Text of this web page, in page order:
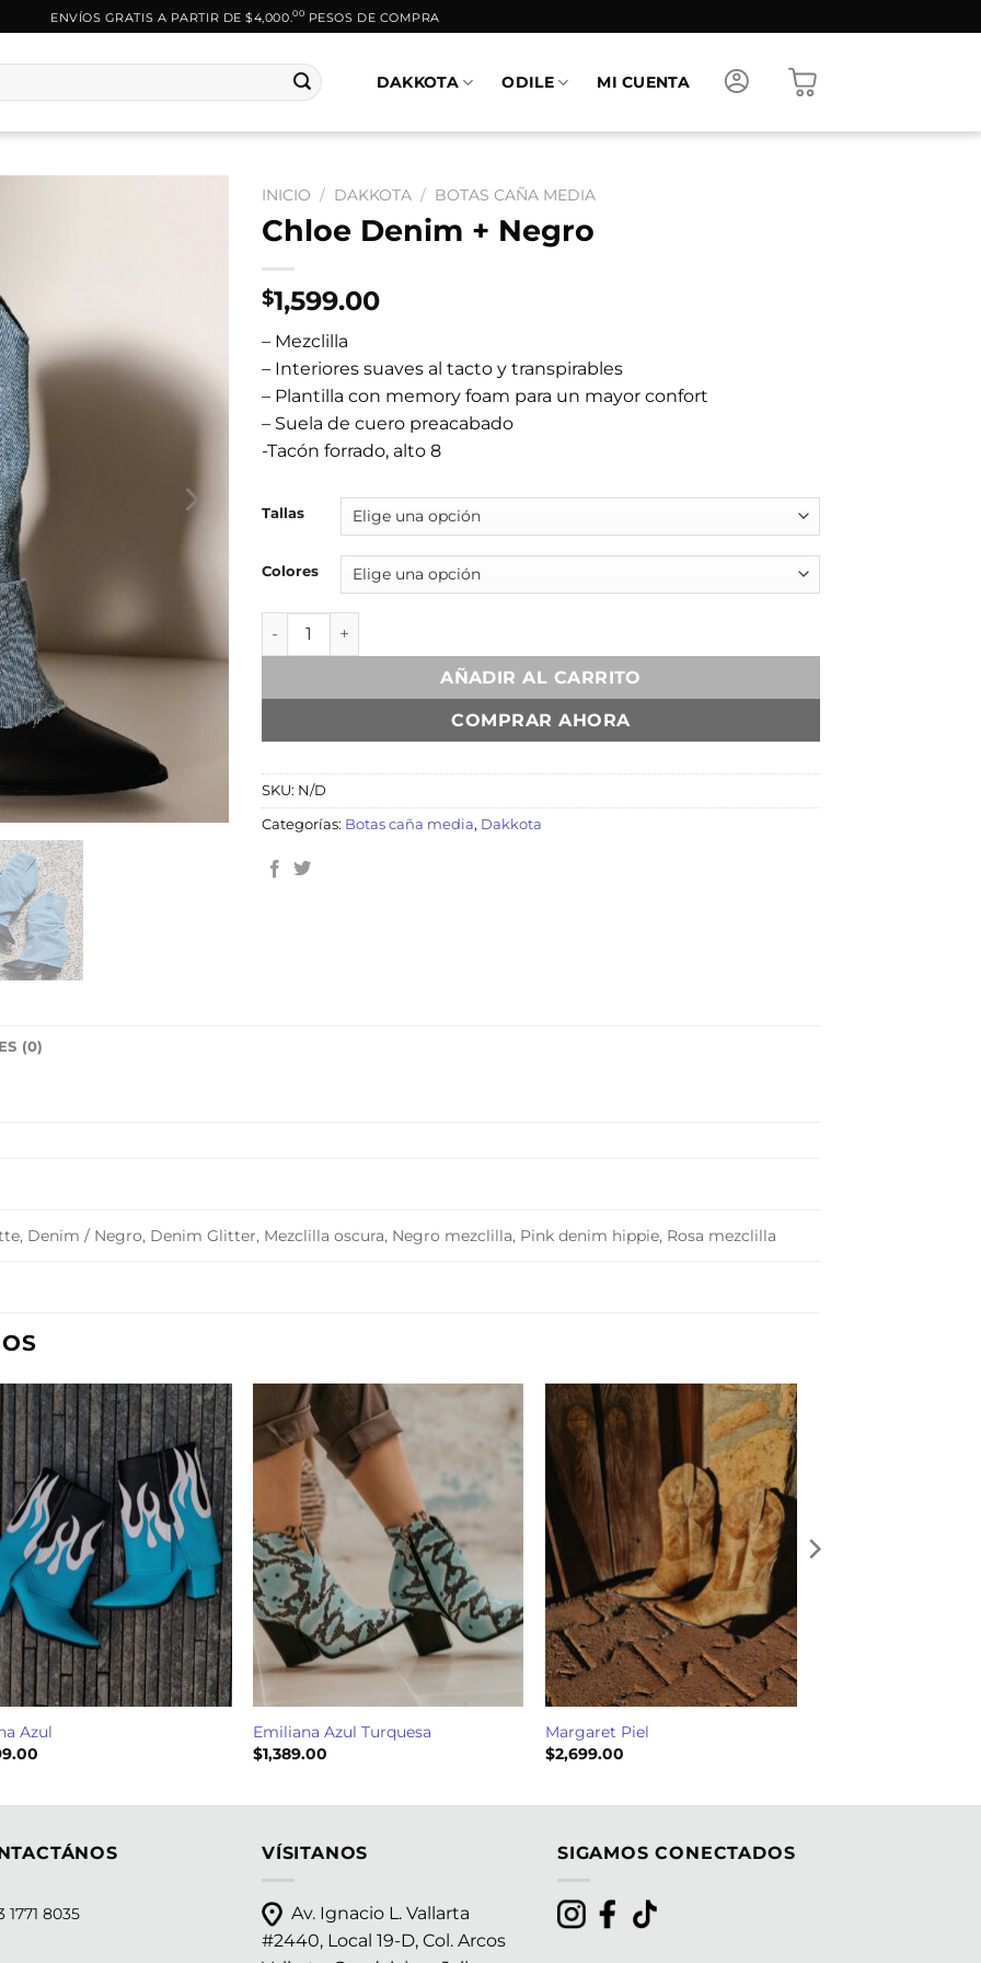
ENVÍOS GRATIS A PARTIR DE $4,000.00 PESOS DE COMPRA
DAKKOTA ODILE MI CUENTA
INICIO / DAKKOTA / BOTAS CAÑA MEDIA
Chloe Denim + Negro
$1,599.00
– Mezclilla
– Interiores suaves al tacto y transpirables
– Plantilla con memory foam para un mayor confort
– Suela de cuero preacabado
-Tacón forrado, alto 8
Tallas
Colores
Chloe Denim + Negro cantidad
AÑADIR AL CARRITO
COMPRAR AHORA
SKU: N/D
Categorías: Botas caña media, Dakkota
(0)
Denim / Negro, Denim Glitter, Mezclilla oscura, Negro mezclilla, Pink denim hippie, Rosa mezclilla
Azul
Emiliana Azul Turquesa
$1,389.00
Margaret Piel
$2,699.00
1771 8035
VÍSITANOS
Av. Ignacio L. Vallarta
#2440, Local 19-D, Col. Arcos
SIGAMOS CONECTADOS